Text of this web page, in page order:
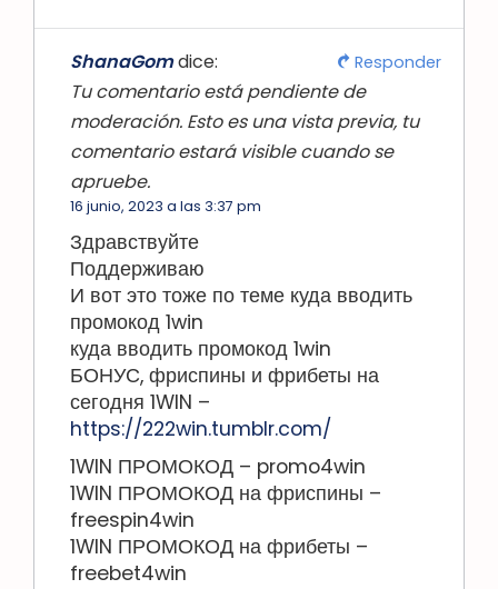
ShanaGomdice:
Tu comentario está pendiente de
moderación. Esto es una vista previa, tu
comentario estará visible cuando se
apruebe.
16 junio, 2023 a las 3:37 pm
Здравствуйте
Поддерживаю
И вот это тоже по теме куда вводить
промокод 1win
куда вводить промокод 1win
БОНУС, фриспины и фрибеты на
сегодня 1WIN –
https://222win.tumblr.com/
1WIN ПРОМОКОД – promo4win
1WIN ПРОМОКОД на фриспины –
freespin4win
1WIN ПРОМОКОД на фрибеты –
freebet4win
Responder